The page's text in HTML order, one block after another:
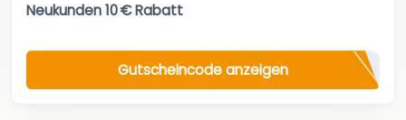
Neukunden 10 € Rabatt
Gutscheincode anzeigen